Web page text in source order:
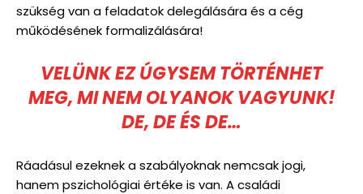
szükség van a feladatok delegálására és a cég
működésének formalizálására!
VELÜNK EZ ÚGYSEM TÖRTÉNHET
MEG, MI NEM OLYANOK VAGYUNK!
DE, DE ÉS DE…
Ráadásul ezeknek a szabályoknak nemcsak jogi,
hanem pszichológiai értéke is van. A családi